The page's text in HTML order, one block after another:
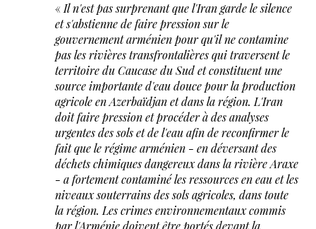
«Il n'est pas surprenant que l'Iran garde le silence
et s'abstienne de faire pression sur le
gouvernement arménien pour qu'il ne contamine
pas les rivières transfrontalières qui traversent le
territoire du Caucase du Sud et constituent une
source importante d'eau douce pour la production
agricole en Azerbaïdjan et dans la région. L'Iran
doit faire pression et procéder à des analyses
urgentes des sols et de l'eau afin de reconfirmer le
fait que le régime arménien - en déversant des
déchets chimiques dangereux dans la rivière Araxe
- a fortement contaminé les ressources en eau et les
niveaux souterrains des sols agricoles, dans toute
la région. Les crimes environnementaux commis